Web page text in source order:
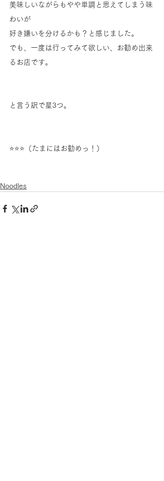
美味しいながらもやや単調と思えてしまう味
わいが
好き嫌いを分けるかも？と感じました。
でも、一度は行ってみて欲しい、お勧め出来
るお店です。
と言う訳で星3つ。
⭐️⭐️⭐️（たまにはお勧めっ！）
Noodles